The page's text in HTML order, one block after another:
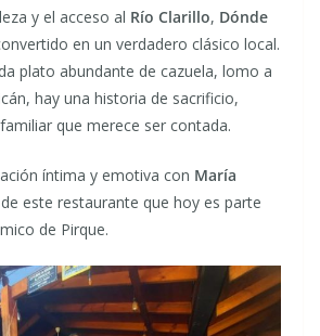
y el acceso al Río Clarillo, Dónde
en un verdadero clásico local.
plato abundante de cazuela, lomo a
hay una historia de sacrificio,
que merece ser contada.
íntima y emotiva con María
este restaurante que hoy es parte
de Pirque.